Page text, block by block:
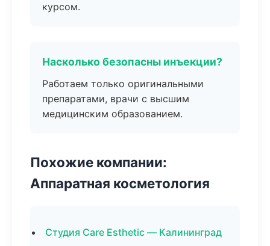
курсом.
Насколько безопасны инъекции?
Работаем только оригинальными
препаратами, врачи с высшим
медицинским образованием.
Похожие компании:
Аппаратная косметология
Студия Care Esthetic — Калининград